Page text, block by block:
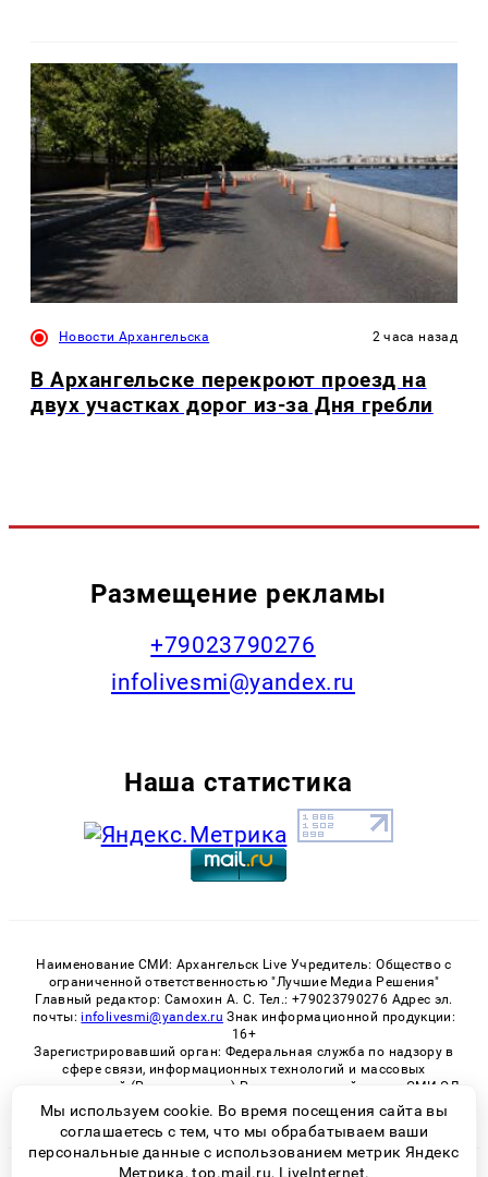
Новости Архангельска 2 часа назад
В Архангельске перекроют проезд на
двух участках дорог из-за Дня гребли
Размещение рекламы
+79023790276
infolivesmi@yandex.ru
Наша статистика
Наименование СМИ: Архангельск Live Учредитель: Общество с
ограниченной ответственностью "Лучшие Медиа Решения"
Главный редактор: Самохин А. С. Тел.: +79023790276 Адрес эл.
почты: infolivesmi@yandex.ru Знак информационной продукции:
16+
Зарегистрировавший орган: Федеральная служба по надзору в
сфере связи, информационных технологий и массовых
коммуникаций (Роскомнадзор) Регистрационный номер СМИ ЭЛ
№ ФС 77 - 82533 от 21.01.2022
Мы используем cookie. Во время посещения сайта вы
соглашаетесь с тем, что мы обрабатываем ваши
персональные данные с использованием метрик Яндекс
Метрика, top.mail.ru, LiveInternet.